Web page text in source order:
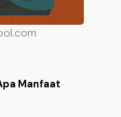
Manfaat